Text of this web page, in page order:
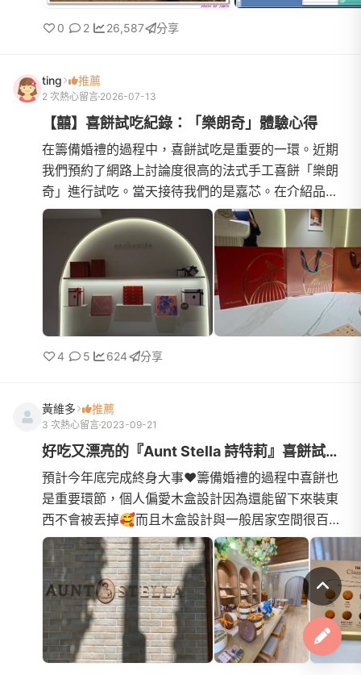
0 2 26,587 分享
ting 推薦
2 次熱心留言 2026-07-13
【囍】喜餅試吃紀錄：「樂朗奇」體驗心得
在籌備婚禮的過程中，喜餅試吃是重要的一環。近期
我們預約了網路上討論度很高的法式手工喜餅「樂朗
奇」進行試吃。當天接待我們的是嘉芯。在介紹品牌
時，提到「樂朗奇」的法文唸做 "enchantée"，我聽
著聽著，覺得這發...
4 5 624 分享
黃維多 推薦
3 次熱心留言 2023-09-21
好吃又漂亮的『Aunt Stella 詩特莉』喜餅試吃體驗😋
預計今年底完成終身大事❤️籌備婚禮的過程中喜餅也
是重要環節，個人偏愛木盒設計因為還能留下來裝東
西不會被丟掉🥰而且木盒設計與一般居家空間很百搭
也是另一種紀念，當然餅乾好吃還是最重要的！想到
路過百貨時慈祥的...